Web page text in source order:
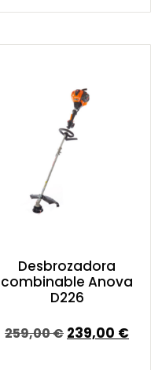
Desbrozadora
combinable Anova
D226
259,00€ 239,00 €